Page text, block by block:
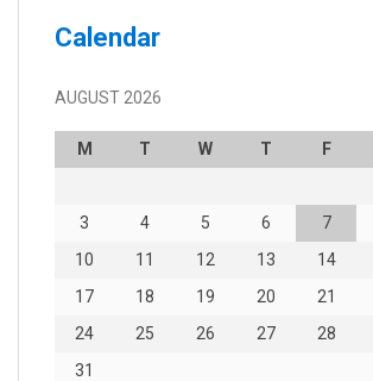
Calendar
AUGUST 2026
M T W T F
3
4 5 6 7
10
11 12 13 14
17
18 19 20 21
24
25 26 27 28
31